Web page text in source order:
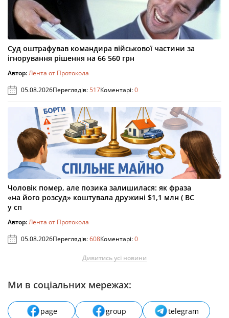
Суд оштрафував командира військової частини за
ігнорування рішення на 66 560 грн
Автор:Лента от Протокола
05.08.2026Переглядів:517Коментарі:0
Чоловік помер, але позика залишилася: як фраза
«на його розсуд» коштувала дружині $1,1 млн ( ВС
у сп
Автор:Лента от Протокола
05.08.2026Переглядів:608Коментарі:0
Дивитись усі новини
Ми в соціальних мережах:
page group
telegram